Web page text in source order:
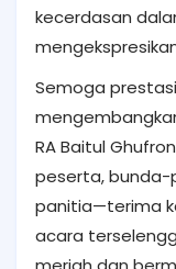
kecerdasan
Semoga
RA Baitul
peserta, bunda-
panitia—terima
acara